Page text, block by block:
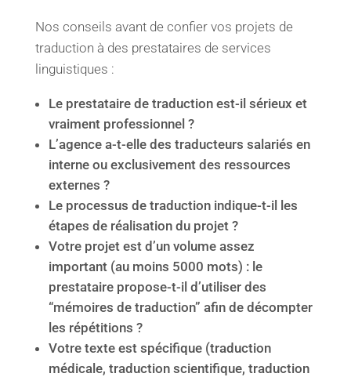
Nos conseils avant de confier vos projets de
traduction à des prestataires de services
linguistiques :
Le prestataire de traduction est-il sérieux et
vraiment professionnel ?
L’agence a-t-elle des traducteurs salariés en
interne ou exclusivement des ressources
externes ?
Le processus de traduction indique-t-il les
étapes de réalisation du projet ?
Votre projet est d’un volume assez
important (au moins 5000 mots) : le
prestataire propose-t-il d’utiliser des
“mémoires de traduction” afin de décompter
les répétitions ?
Votre texte est spécifique (traduction
médicale, traduction scientifique, traduction